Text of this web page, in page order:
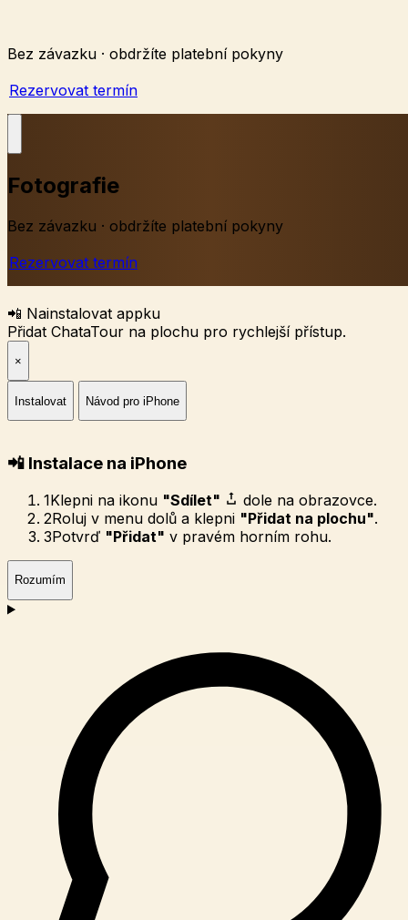
Bez závazku · obdržíte platební pokyny
Rezervovat termín
Fotografie
Bez závazku · obdržíte platební pokyny
Rezervovat termín
📲 Nainstalovat appku
Přidat ChataTour na plochu pro rychlejší přístup.
×
Instalovat Návod pro iPhone
📲 Instalace na iPhone
1Klepni na ikonu "Sdílet"
dole na obrazovce.
2Roluj v menu dolů a klepni "Přidat na plochu".
3Potvrď "Přidat" v pravém horním rohu.
Rozumím